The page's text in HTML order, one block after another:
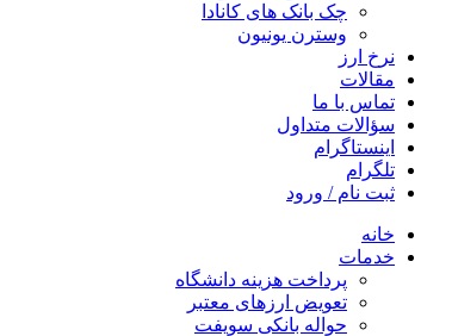
چک بانک های کانادا
وسترن یونیون
نرخ ارز
مقالات
تماس با ما
سؤالات متداول
اینستاگرام
تلگرام
ثبت نام / ورود
خانه
خدمات
پرداخت هزینه دانشگاه
تعویض ارزهای معتبر
حواله بانکی سویفت